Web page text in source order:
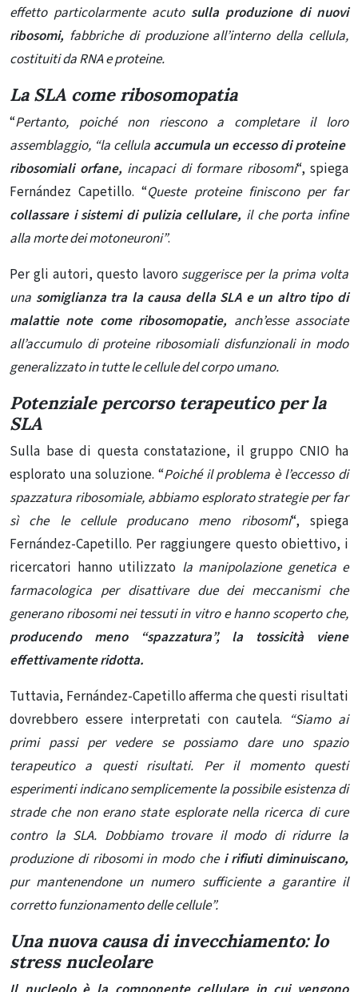
effetto particolarmente acuto sulla produzione di nuovi
ribosomi, fabbriche di produzione all’interno della cellula,
costituiti da RNA e proteine.
La SLA come ribosomopatia
“Pertanto, poiché non riescono a completare il loro
assemblaggio, “la cellula accumula un eccesso di proteine ​​
ribosomiali orfane, incapaci di formare ribosomi“, spiega
Fernández Capetillo. “Queste proteine ​​finiscono per far
collassare i sistemi di pulizia cellulare, il che porta infine
alla morte dei motoneuroni”.
Per gli autori, questo lavoro suggerisce per la prima volta
una somiglianza tra la causa della SLA e un altro tipo di
malattie note come ribosomopatie, anch’esse associate
all’accumulo di proteine ​​ribosomiali disfunzionali in modo
generalizzato in tutte le cellule del corpo umano.
Potenziale percorso terapeutico per la
SLA
Sulla base di questa constatazione, il gruppo CNIO ha
esplorato una soluzione. “Poiché il problema è l’eccesso di
spazzatura ribosomiale, abbiamo esplorato strategie per far
sì che le cellule producano meno ribosomi“, spiega
Fernández-Capetillo. Per raggiungere questo obiettivo, i
ricercatori hanno utilizzato la manipolazione genetica e
farmacologica per disattivare due dei meccanismi che
generano ribosomi nei tessuti in vitro e hanno scoperto che,
producendo meno “spazzatura”, la tossicità viene
effettivamente ridotta.
Tuttavia, Fernández-Capetillo afferma che questi risultati
dovrebbero essere interpretati con cautela. “Siamo ai
primi passi per vedere se possiamo dare uno spazio
terapeutico a questi risultati. Per il momento questi
esperimenti indicano semplicemente la possibile esistenza di
strade che non erano state esplorate nella ricerca di cure
contro la SLA. Dobbiamo trovare il modo di ridurre la
produzione di ribosomi in modo chei rifiuti diminuiscano,
pur mantenendone un numero sufficiente a garantire il
corretto funzionamento delle cellule”.
Una nuova causa di invecchiamento: lo
stress nucleolare